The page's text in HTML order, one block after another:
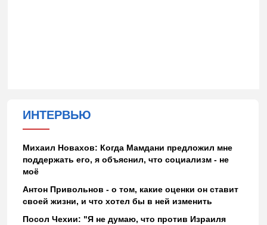
ИНТЕРВЬЮ
Михаил Новахов: Когда Мамдани предложил мне
поддержать его, я объяснил, что социализм - не
моё
Антон Привольнов - о том, какие оценки он ставит
своей жизни, и что хотел бы в ней изменить
Посол Чехии: "Я не думаю, что против Израиля